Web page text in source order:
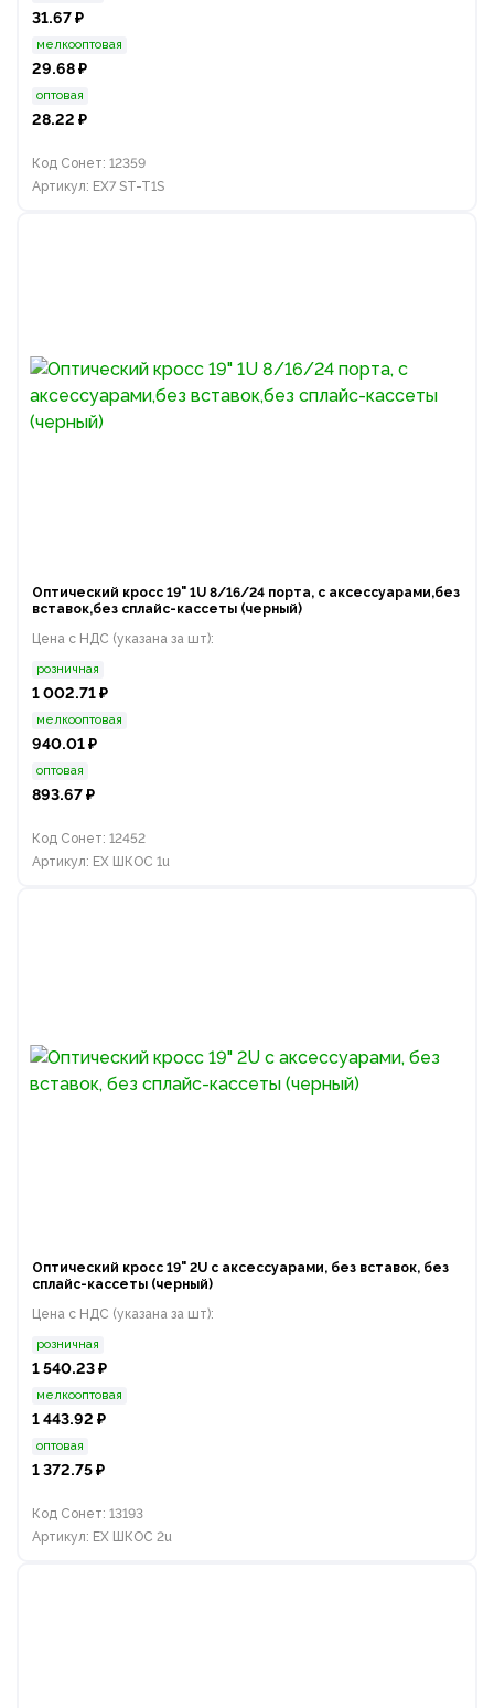
31.67 ₽
мелкооптовая
29.68 ₽
оптовая
28.22 ₽
Код Сонет: 12359
Артикул: EX7 ST-T1S
Оптический кросс 19" 1U 8/16/24 порта, с аксессуарами,без
вставок,без сплайс-кассеты (черный)
Цена с НДС (указана за шт):
розничная
1 002.71 ₽
мелкооптовая
940.01 ₽
оптовая
893.67 ₽
Код Сонет: 12452
Артикул: EX ШКОС 1u
Оптический кросс 19" 2U с аксессуарами, без вставок, без
сплайс-кассеты (черный)
Цена с НДС (указана за шт):
розничная
1 540.23 ₽
мелкооптовая
1 443.92 ₽
оптовая
1 372.75 ₽
Код Сонет: 13193
Артикул: EX ШКОС 2u